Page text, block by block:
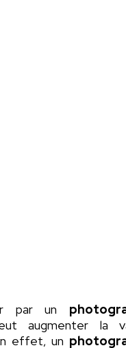
par un
augmenter la
effet, un